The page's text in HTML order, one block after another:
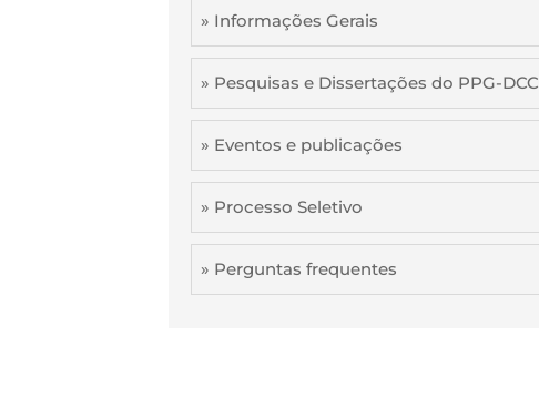
» Informações Gerais
» Pesquisas e Dissertações do PPG-DCC
» Eventos e publicações
» Processo Seletivo
» Perguntas frequentes